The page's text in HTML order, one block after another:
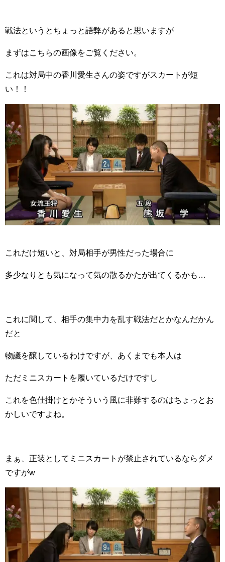
戦法というとちょっと語弊があると思いますが
まずはこちらの画像をご覧ください。
これは対局中の香川愛生さんの姿ですがスカートが短
い！！
これだけ短いと、対局相手が男性だった場合に
多少なりとも気になって気の散るかたが出てくるかも…
これに関して、相手の集中力を乱す戦法だとかなんだかん
だと
物議を醸しているわけですが、あくまでも本人は
ただミニスカートを履いているだけですし
これを色仕掛けとかそういう風に非難するのはちょっとお
かしいですよね。
まぁ、正装としてミニスカートが禁止されているならダメ
ですがw